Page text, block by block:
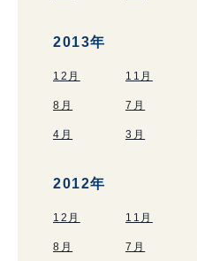
2013年
12月 11月
8月 7月
4月 3月
2012年
12月 11月
8月 7月